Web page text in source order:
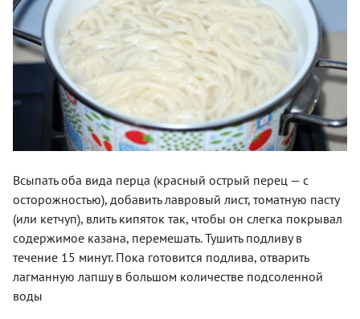
Всыпать оба вида перца (красный острый перец — с
осторожностью), добавить лавровый лист, томатную пасту
(или кетчуп), влить кипяток так, чтобы он слегка покрывал
содержимое казана, перемешать. Тушить подливу в
течение 15 минут. Пока готовится подлива, отварить
лагманную лапшу в большом количестве подсоленной
воды